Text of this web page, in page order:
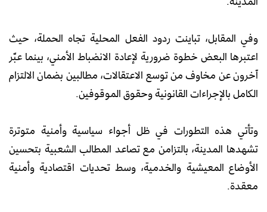
وفي المقابل، تباينت ردود الفعل المحلية تجاه الحملة، حيث
اعتبرها البعض خطوة ضرورية لإعادة الانضباط الأمني، بينما عبّر
آخرون عن مخاوف من توسع الاعتقالات، مطالبين بضمان الالتزام
الكامل بالإجراءات القانونية وحقوق الموقوفين.
وتأتي هذه التطورات في ظل أجواء سياسية وأمنية متوترة
تشهدها المدينة، بالتزامن مع تصاعد المطالب الشعبية بتحسين
الأوضاع المعيشية والخدمية، وسط تحديات اقتصادية وأمنية
معقدة.